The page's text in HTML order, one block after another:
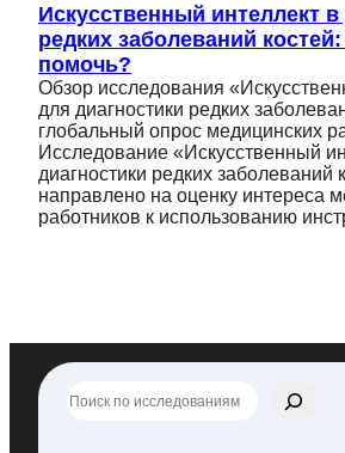
Искусственный интеллект в
редких заболеваний
помочь?
Обзор исследования
для диагностики редких
глобальный опрос медицинских
Исследование «Искусственный
диагностики редких заболеваний
направлено на оценку интереса
работников к использованию
о